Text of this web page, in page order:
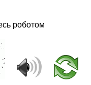
роботом